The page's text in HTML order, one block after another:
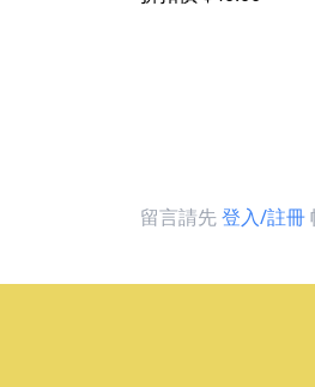
留言請先登入/註冊